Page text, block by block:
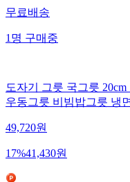
무료배송
1명구매중
도자기 그릇 국그릇
우동그릇 비빔밥그릇 냉
49,720원
17%41,430원